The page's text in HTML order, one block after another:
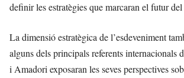
definir les estratègies que marcaran el futur del
La dimensió estratègica de l’esdeveniment
alguns dels principals referents
i Amadori exposaran les seves perspectives